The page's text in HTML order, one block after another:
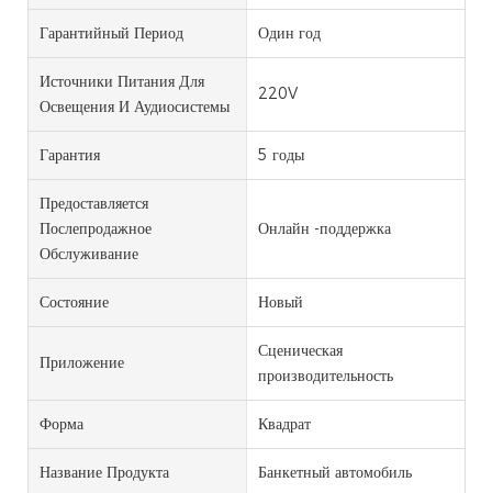
Гарантийный Период Один год
Источники Питания Для
Освещения И Аудиосистемы
220V
Гарантия 5 годы
Предоставляется
Послепродажное
Обслуживание
Онлайн -поддержка
Состояние Новый
Приложение
Сценическая
производительность
Форма Квадрат
Название Продукта Банкетный автомобиль